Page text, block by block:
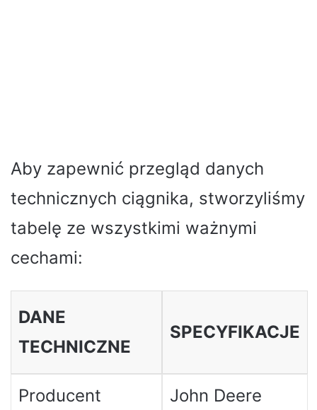
Aby zapewnić przegląd danych
technicznych ciągnika, stworzyliśmy
tabelę ze wszystkimi ważnymi
cechami:
DANE
TECHNICZNE
SPECYFIKACJE
Producent John Deere